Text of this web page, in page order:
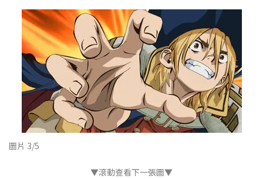
圖片 3/5
▼滾動查看下一張圖▼